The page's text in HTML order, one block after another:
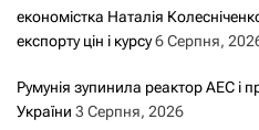
економістка Наталія
експорту цін і курсу6 Серпня,
Румунія зупинила реактор АЕС і
України 3 Серпня, 2026